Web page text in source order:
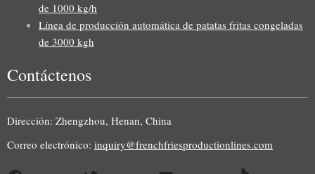
de 1000 kg/h
Línea de producción automática de patatas fritas congeladas
de 3000 kgh
Contáctenos
Dirección: Zhengzhou, Henan, China
Correo electrónico: inquiry@frenchfriesproductionlines.com